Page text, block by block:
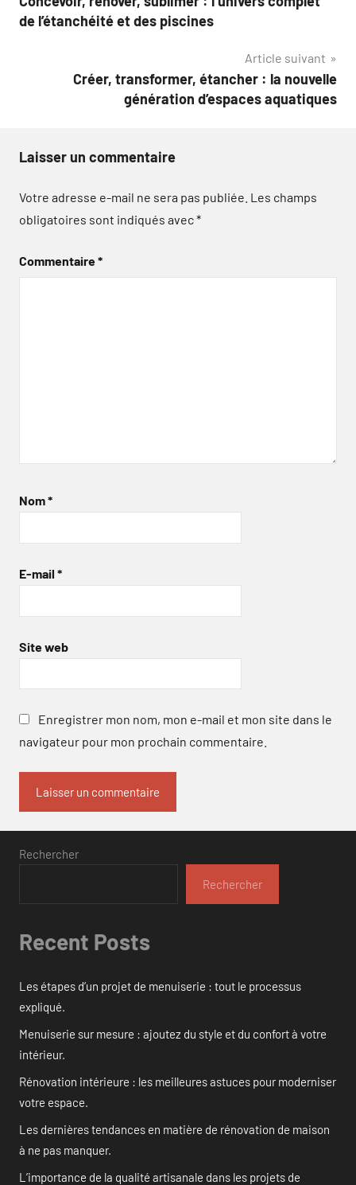
de
de l’étanchéité et des piscines
Article suivant
Créer, transformer, étancher : la nouvelle
génération d’espaces aquatiques
Laisser un commentaire
Votre adresse e-mail ne sera pas publiée. Les champs
obligatoires sont indiqués avec*
Commentaire*
Nom*
E-mail *
Site web
Enregistrer mon nom, mon e-mail et mon site dans le
navigateur pour mon prochain commentaire.
Rechercher
Rechercher
Recent Posts
Les étapes d’un projet de menuiserie : tout le processus
expliqué.
Menuiserie sur mesure : ajoutez du style et du confort à votre
intérieur.
Rénovation intérieure : les meilleures astuces pour moderniser
votre espace.
Les dernières tendances en matière de rénovation de maison
à ne pas manquer.
L’importance de la qualité artisanale dans les projets de